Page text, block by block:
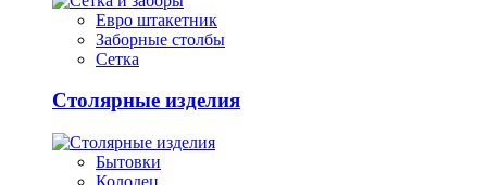
Евро штакетник
Заборные столбы
Сетка
Столярные изделия
Бытовки
Колодец